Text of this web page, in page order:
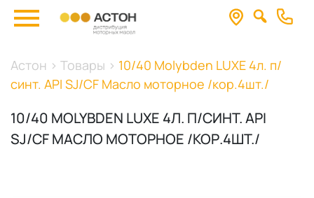
Астон > Товары > 10/40 Molybden LUXE 4л. п/
синт. API SJ/CF Масло моторное /кор.4шт./
10/40 MOLYBDEN LUXE 4Л. П/СИНТ. API
SJ/CF МАСЛО МОТОРНОЕ /КОР.4ШТ./